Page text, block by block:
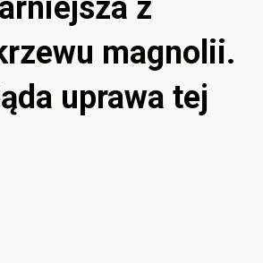
z
magnolii.
uprawa tej